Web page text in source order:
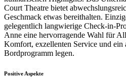
Court Theatre bietet
Geschmack etwas bereithalten.
gelegentlich langwierige Check-in-
Anne eine hervorragende Wahl für
Komfort, exzellenten Service und ein
Bordprogramm legen.
Positive Aspekte